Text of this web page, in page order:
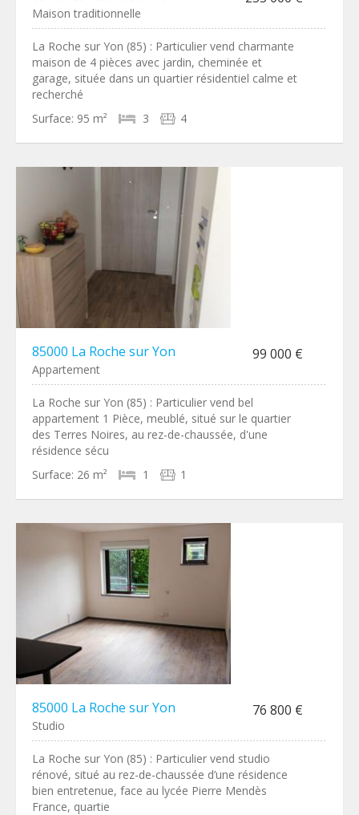
Maison traditionnelle
La Roche sur Yon (85) : Particulier vend charmante
maison de 4 pièces avec jardin, cheminée et
garage, située dans un quartier résidentiel calme et
recherché
Surface: 95 m² 3 4
85000 La Roche sur Yon 99 000 €
Appartement
La Roche sur Yon (85) : Particulier vend bel
appartement 1 Pièce, meublé, situé sur le quartier
des Terres Noires, au rez-de-chaussée, d'une
résidence sécu
Surface: 26 m² 1 1
85000 La Roche sur Yon 76 800 €
Studio
La Roche sur Yon (85) : Particulier vend studio
rénové, situé au rez-de-chaussée d’une résidence
bien entretenue, face au lycée Pierre Mendès
France, quartie